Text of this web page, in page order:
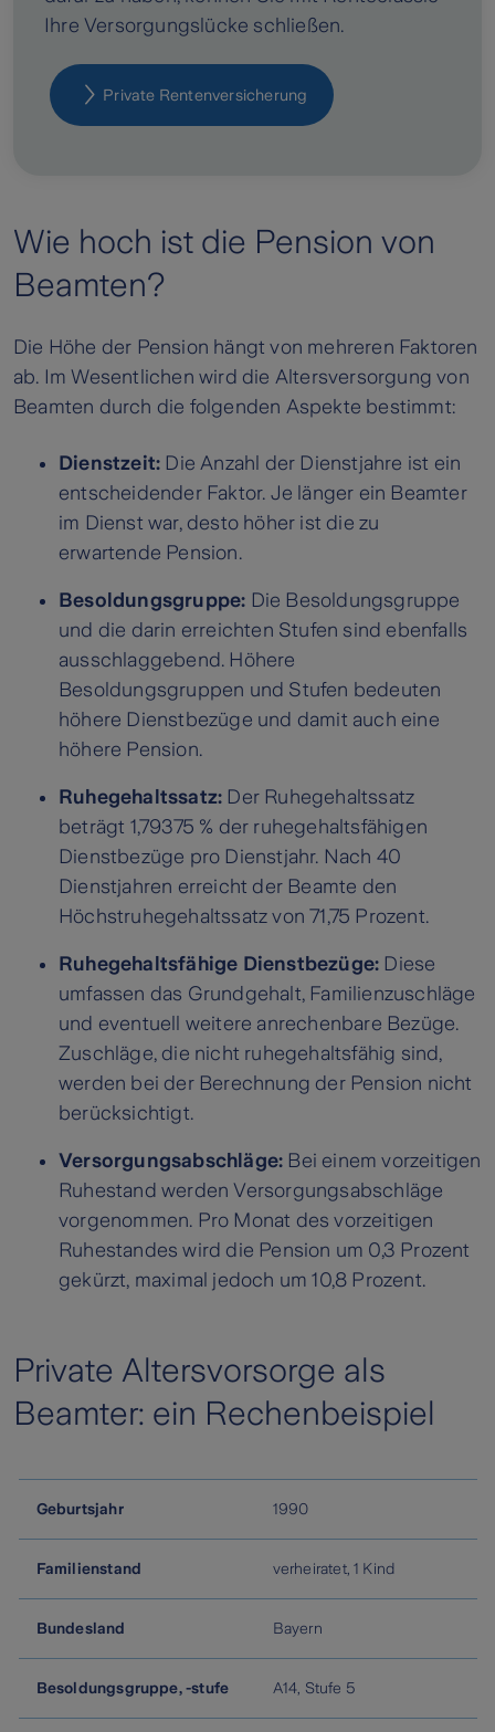
Ihre Versorgungslücke schließen.
Private Rentenversicherung
Wie hoch ist die Pension von
Beamten?
Die Höhe der Pension hängt von mehreren Faktoren
ab. Im Wesentlichen wird die Altersversorgung von
Beamten durch die folgenden Aspekte bestimmt:
Dienstzeit: Die Anzahl der Dienstjahre ist ein
entscheidender Faktor. Je länger ein Beamter
im Dienst war, desto höher ist die zu
erwartende Pension.
Besoldungsgruppe: Die Besoldungsgruppe
und die darin erreichten Stufen sind ebenfalls
ausschlaggebend. Höhere
Besoldungsgruppen und Stufen bedeuten
höhere Dienstbezüge und damit auch eine
höhere Pension.
Ruhegehaltssatz: Der Ruhegehaltssatz
beträgt 1,79375 % der ruhegehaltsfähigen
Dienstbezüge pro Dienstjahr. Nach 40
Dienstjahren erreicht der Beamte den
Höchstruhegehaltssatz von 71,75 Prozent.
Ruhegehaltsfähige Dienstbezüge: Diese
umfassen das Grundgehalt, Familienzuschläge
und eventuell weitere anrechenbare Bezüge.
Zuschläge, die nicht ruhegehaltsfähig sind,
werden bei der Berechnung der Pension nicht
berücksichtigt.
Versorgungsabschläge: Bei einem vorzeitigen
Ruhestand werden Versorgungsabschläge
vorgenommen. Pro Monat des vorzeitigen
Ruhestandes wird die Pension um 0,3 Prozent
gekürzt, maximal jedoch um 10,8 Prozent.
Private Altersvorsorge als
Beamter: ein Rechenbeispiel
Geburtsjahr 1990
Familienstand verheiratet, 1 Kind
Bundesland Bayern
Besoldungsgruppe, -stufe A14, Stufe 5